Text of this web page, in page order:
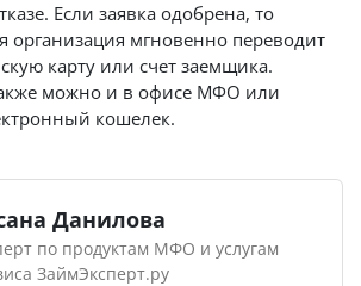
Если заявка одобрена, то
организация мгновенно переводит
карту или счет заемщика.
можно и в офисе МФО или
кошелек.
Данилова
по продуктам МФО и услугам
ЗаймЭксперт.ру